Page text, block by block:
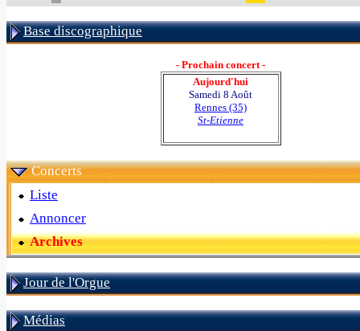
Base discographique
- Prochain concert -
Aujourd'hui
Samedi 8 Août
Rennes (35)
St-Etienne
Concerts
Liste
Annoncer
Archives
Jour de l'Orgue
Médias